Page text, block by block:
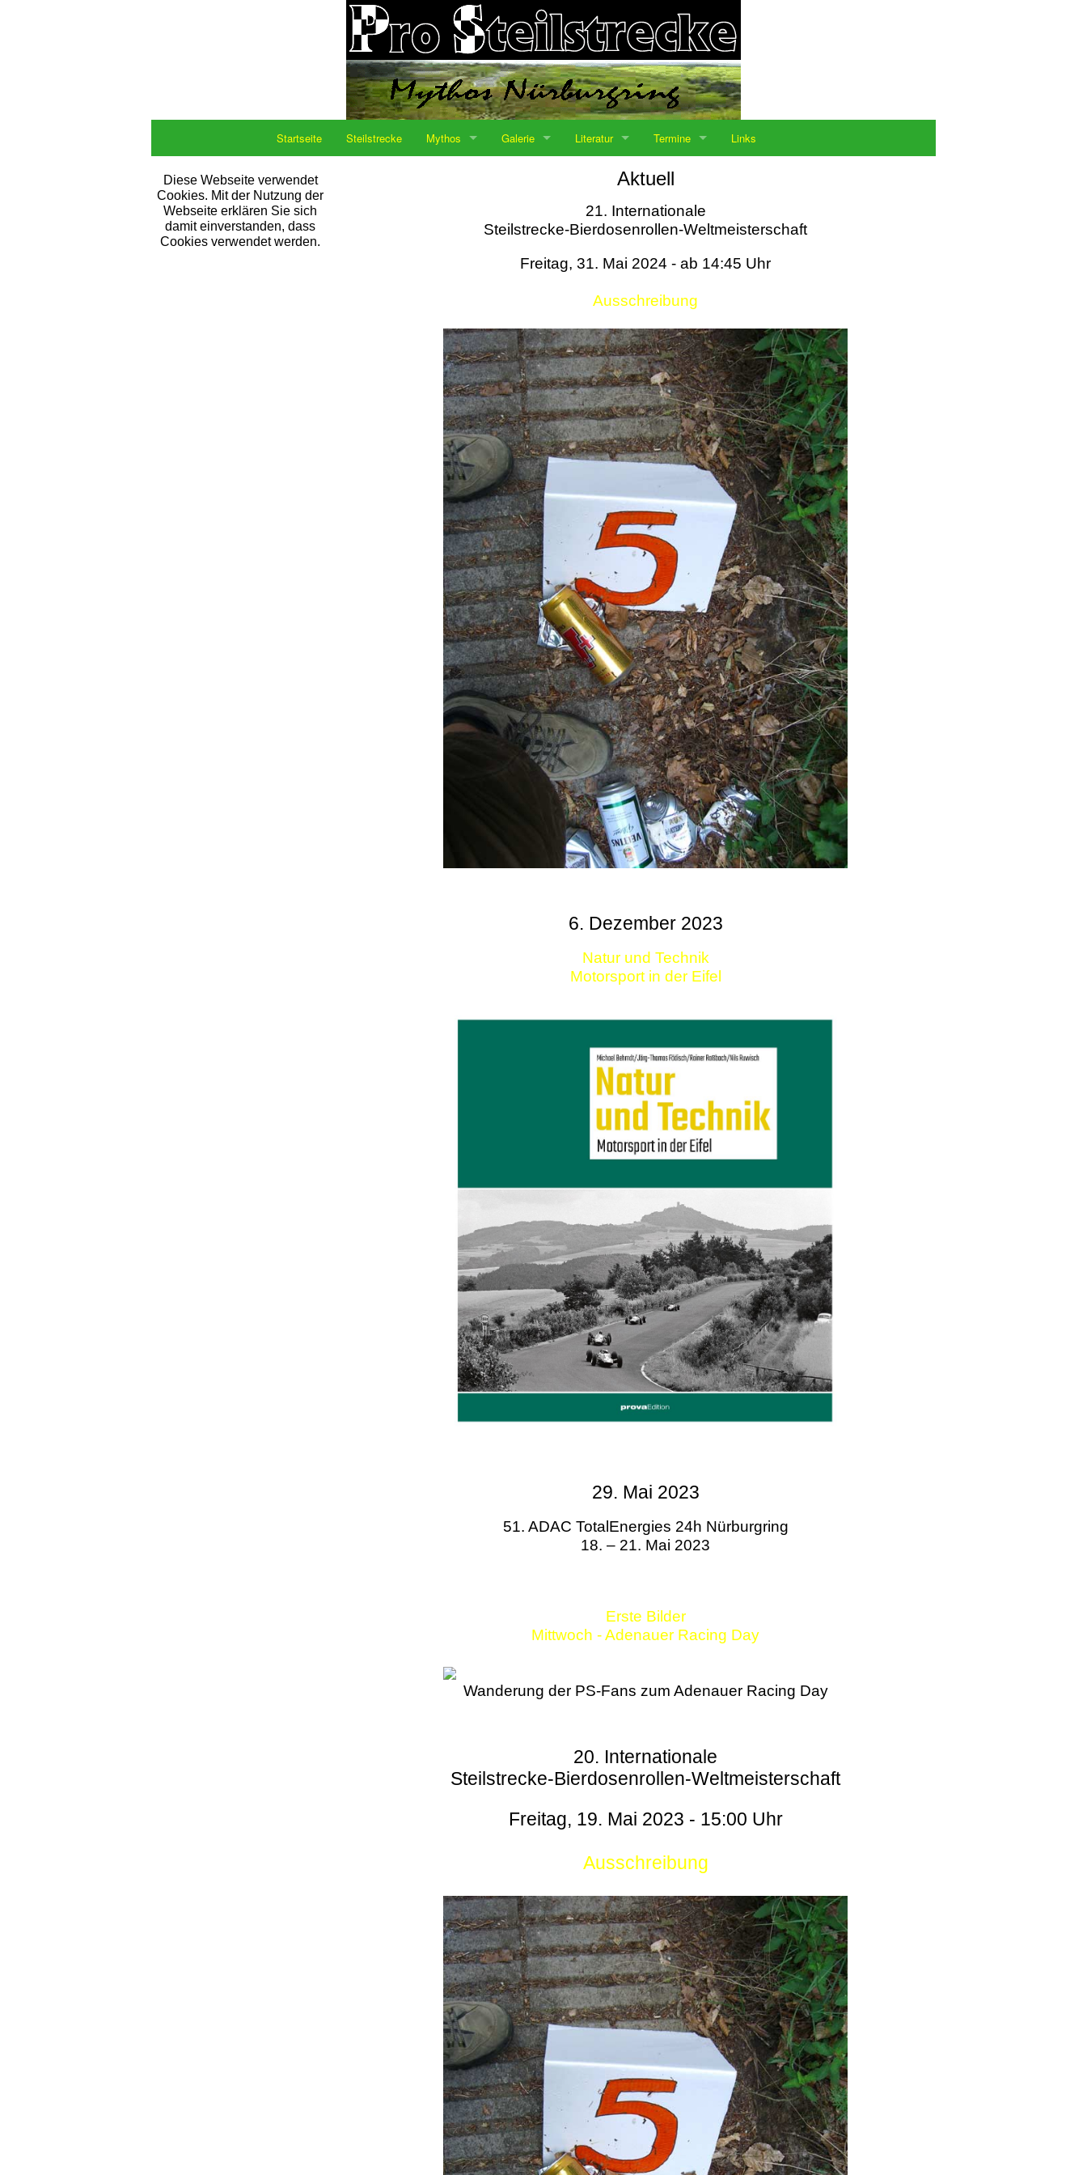
Startseite Steilstrecke Mythos Galerie Literatur Termine Links
Diese Webseite verwendet
Cookies. Mit der Nutzung der
Webseite erklären Sie sich
damit einverstanden, dass
Cookies verwendet werden.
Aktuell
21. Internationale
Steilstrecke-Bierdosenrollen-Weltmeisterschaft
Freitag, 31. Mai 2024 - ab 14:45 Uhr
Ausschreibung
6. Dezember 2023
Natur und Technik
Motorsport in der Eifel
29. Mai 2023
51. ADAC TotalEnergies 24h Nürburgring
18. – 21. Mai 2023
Erste Bilder
Mittwoch - Adenauer Racing Day
Wanderung der PS-Fans zum Adenauer Racing Day
20. Internationale
Steilstrecke-Bierdosenrollen-Weltmeisterschaft
Freitag, 19. Mai 2023 - 15:00 Uhr
Ausschreibung